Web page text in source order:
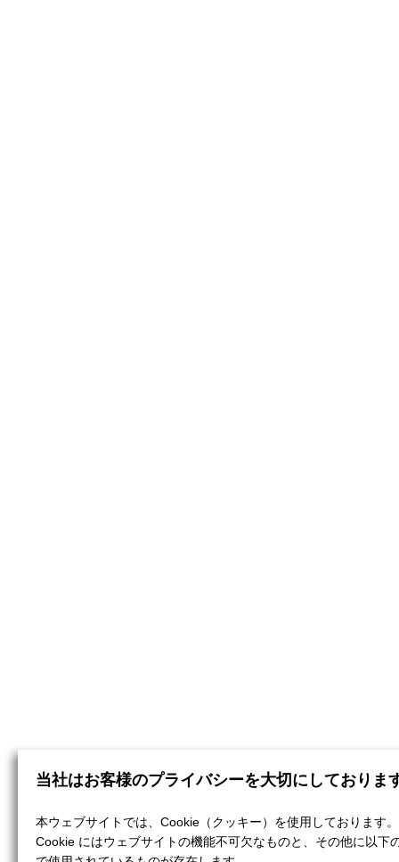
当社はお客様のプライバシーを大切にしておりま
本ウェブサイトでは、Cookie（クッキー）を使用しております。
Cookie にはウェブサイトの機能不可欠なものと、その他に以下